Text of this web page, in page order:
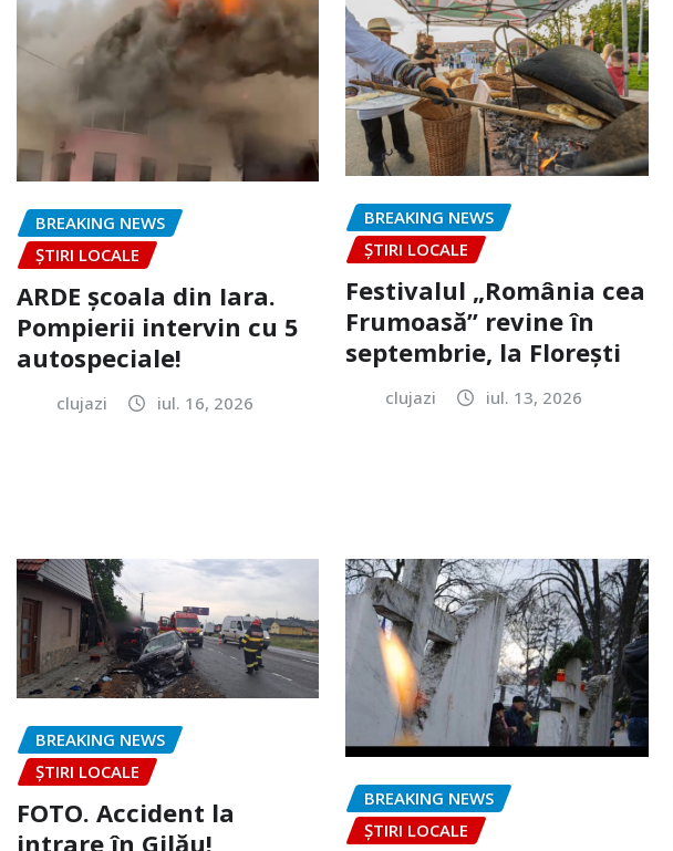
BREAKING NEWS
ȘTIRI LOCALE
ARDE școala din Iara.
Pompierii intervin cu 5
autospeciale!
clujazi iul. 16, 2026
BREAKING NEWS
ȘTIRI LOCALE
Festivalul „România cea
Frumoasă” revine în
septembrie, la Florești
clujazi iul. 13, 2026
BREAKING NEWS
ȘTIRI LOCALE
FOTO. Accident la
intrare în Gilău!
BREAKING NEWS
ȘTIRI LOCALE